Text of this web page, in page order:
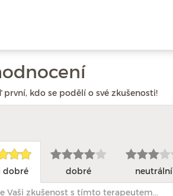
kdo se podělí o své zkušenosti!
dobré dobré neutrální